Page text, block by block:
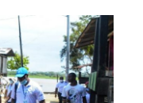
a nuestro
puede